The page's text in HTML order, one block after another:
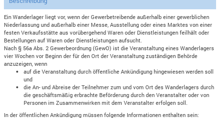
Ein Wanderlager liegt vor, wenn der Gewerbetreibende außerhalb einer gewerblichen
Niederlassung und außerhalb einer Messe, Ausstellung oder eines Marktes von einer
festen Verkaufsstätte aus vorübergehend Waren oder Dienstleistungen feilhält oder
Bestellungen auf Waren oder Dienstleistungen aufsucht.
Nach § 56a Abs. 2 Gewerbeordnung (GewO) ist die Veranstaltung eines Wanderlagers
vier Wochen vor Beginn der für den Ort der Veranstaltung zuständigen Behörde
anzuzeigen, wenn
auf die Veranstaltung durch öffentliche Ankündigung hingewiesen werden soll
und
die An- und Abreise der Teilnehmer zum und vom Ort des Wanderlagers durch
die geschäftsmäßig erbrachte Beförderung durch den Veranstalter oder von
Personen im Zusammenwirken mit dem Veranstalter erfolgen soll.
In der öffentlichen Ankündigung müssen folgende Informationen enthalten sein: